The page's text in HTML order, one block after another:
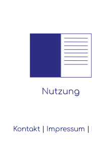
Kontakt| Impressum